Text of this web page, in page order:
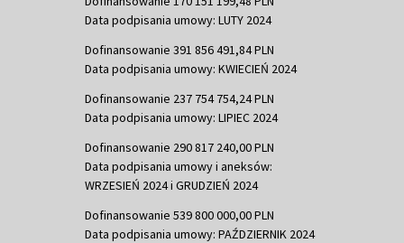
Data podpisania umowy: LUTY 2024
Dofinansowanie 391 856 491,84 PLN
Data podpisania umowy: KWIECIEŃ 2024
Dofinansowanie 237 754 754,24 PLN
Data podpisania umowy: LIPIEC 2024
Dofinansowanie 290 817 240,00 PLN
Data podpisania umowy i aneksów:
WRZESIEŃ 2024 i GRUDZIEŃ 2024
Dofinansowanie 539 800 000,00 PLN
Data podpisania umowy: PAŹDZIERNIK 2024